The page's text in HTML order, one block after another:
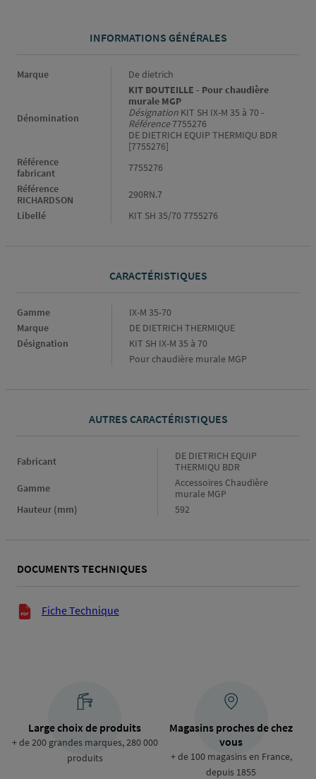
INFORMATIONS GÉNÉRALES
Informations générales
Marque De dietrich
Dénomination
KIT BOUTEILLE - Pour chaudière
murale MGP
Désignation KIT SH IX-M 35 à 70 -
Référence7755276
DE DIETRICH EQUIP THERMIQU BDR
[7755276]
Référence
fabricant
7755276
Référence
RICHARDSON
290RN.7
Libellé
KIT SH 35/70 7755276
CARACTÉRISTIQUES
Caractéristiques
Gamme
IX-M 35-70
Marque
DE DIETRICH THERMIQUE
Désignation
KIT SH IX-M 35 à 70
Pour chaudière murale MGP
AUTRES CARACTÉRISTIQUES
Fabricant Fabricant
DE DIETRICH EQUIP
THERMIQU BDR
Gamme
Gamme
Accessoires Chaudière
murale MGP
Hauteur (mm)
Hauteur
592
DOCUMENTS TECHNIQUES
Documents techniques
Fiche Technique
Large choix de produits
+ de 200 grandes marques, 280 000
produits
Magasins proches de chez
vous
+ de 100 magasins en France,
depuis 1855